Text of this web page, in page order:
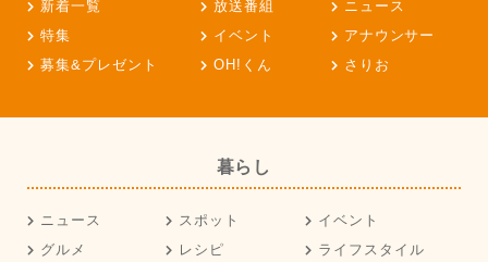
新着一覧 放送番組
ニュース
特集
イベント
アナウンサー
募集&プレゼント
OH!くん さりお
暮らし
ニュース スポット
イベント
グルメ
レシピ
ライフスタイル